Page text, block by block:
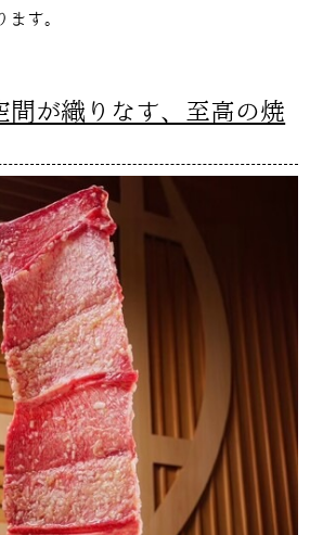
す。
間が織りなす、至高の焼